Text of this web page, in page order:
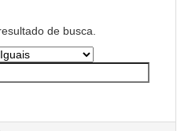
de busca.